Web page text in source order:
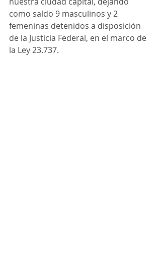
como saldo 9 masculinos y 2
femeninas detenidos a disposición
de la Justicia Federal, en el marco de
la Ley 23.737.